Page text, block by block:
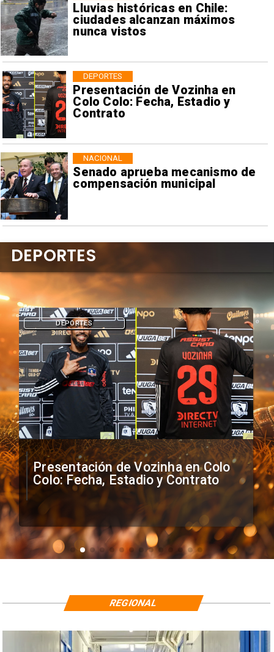
Lluvias históricas en Chile:
ciudades alcanzan máximos
nunca vistos
Presentación de Vozinha en
Colo Colo: Fecha, Estadio y
Contrato
DEPORTES
Senado aprueba mecanismo de
compensación municipal
NACIONAL
Presentación de Vozinha en Colo
Colo: Fecha, Estadio y Contrato
DEPORTES
DEPORTES
REGIONAL